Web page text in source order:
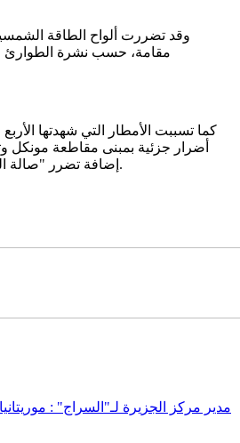
وقد تضررت ألواح الطاقة
مقامة، حسب نشرة الطوارئ
كما تسببت الأمطار التي شهدتها
أضرار جزئية بمبنى مقاطعة مونكل
إضافة تضرر "صالة النعوي" في مقاطعة تجكجه.
مدير مركز الجزيرة لـ"السراج" :